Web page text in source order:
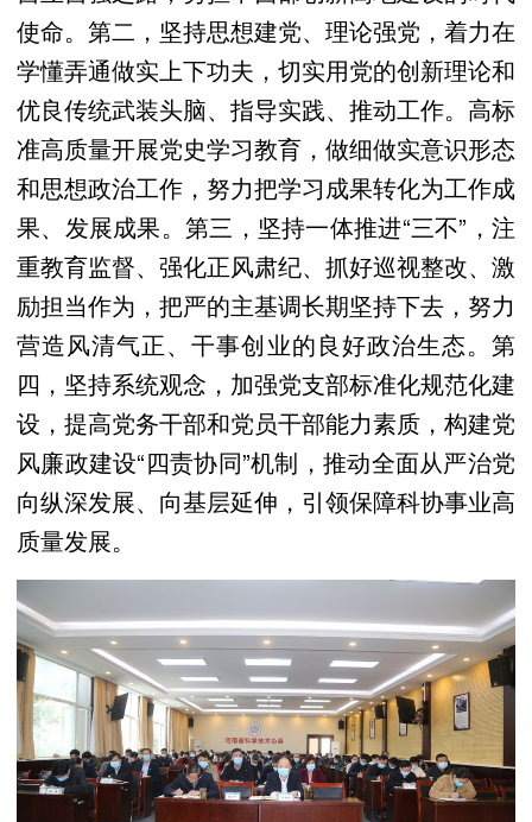
使命。第二，坚持思想建党、理论强党，着力在
学懂弄通做实上下功夫，切实用党的创新理论和
优良传统武装头脑、指导实践、推动工作。高标
准高质量开展党史学习教育，做细做实意识形态
和思想政治工作，努力把学习成果转化为工作成
果、发展成果。第三，坚持一体推进“三不”，注
重教育监督、强化正风肃纪、抓好巡视整改、激
励担当作为，把严的主基调长期坚持下去，努力
营造风清气正、干事创业的良好政治生态。第
四，坚持系统观念，加强党支部标准化规范化建
设，提高党务干部和党员干部能力素质，构建党
风廉政建设“四责协同”机制，推动全面从严治党
向纵深发展、向基层延伸，引领保障科协事业高
质量发展。